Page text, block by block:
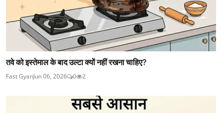
तवे को इस्तेमाल के बाद उल्टा क्यों नहीं रखना चाहिए?
Fast GyanJun 06, 2026 0 2